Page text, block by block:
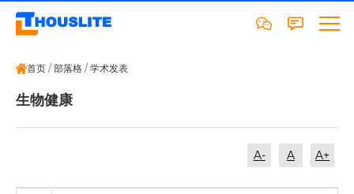
首页 / 部落格 / 学术发表
生物健康
A- A A+